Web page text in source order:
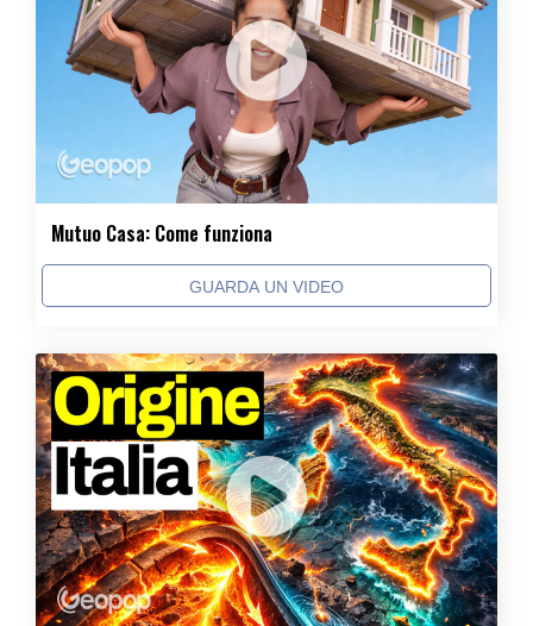
Mutuo Casa: Come funziona
GUARDA UN VIDEO